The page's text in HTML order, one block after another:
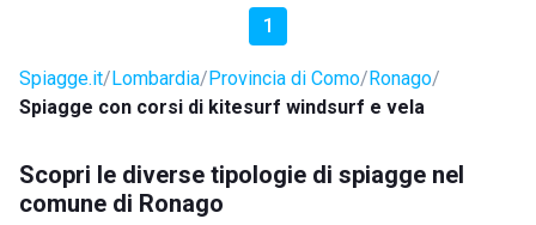
1
Spiagge.it Lombardia Provincia di Como Ronago
Spiagge con corsi di kitesurf windsurf e vela
Scopri le diverse tipologie di spiagge nel
comune di Ronago